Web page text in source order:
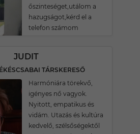
őszinteséget,utálom a
hazugságot,kérd el a
telefon számom
JUDIT
TÁRSKERESŐ
Harmóniára törekvő,
igényes nő vagyok.
Nyitott, empatikus és
vidám. Utazás és kultúra
kedvelő, szélsőségektől